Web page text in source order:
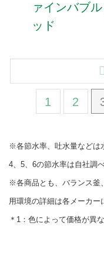
ァインバブ
ッド
1 2
※各節水率、吐水量などは
4、5、6の節水率は自社調
※各商品とも、バランス釜
用環境の詳細は各メーカ
＊1：色によって価格が異な